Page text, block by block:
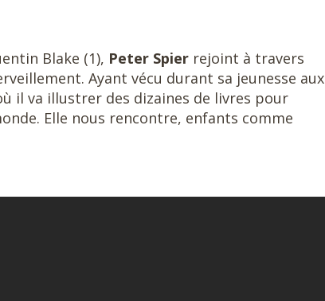
Blake (1), Peter Spier rejoint à travers
Ayant vécu durant sa jeunesse aux
il va illustrer des dizaines de livres pour
Elle nous rencontre, enfants comme